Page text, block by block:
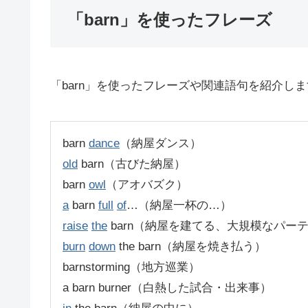
「barn」を使ったフレーズ
「barn」を使ったフレーズや関連語句を紹介しま
barn dance （納屋ダンス）
old barn（古びた納屋）
barn owl （アオバズク）
abarn full of…（納屋一杯の…）
raise the barn（納屋を建てる、大規模なパーテ
burn down the barn（納屋を焼き払う）
barnstorming（地方巡業）
a barn burner（白熱した試合・出来事）